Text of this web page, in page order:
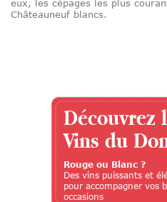
eux, les cépages les plus
Châteauneuf blancs.
Découvrez
Vins du
Rouge ou Blanc ?
Des vins puissants et
pour accompagner vos
occasions